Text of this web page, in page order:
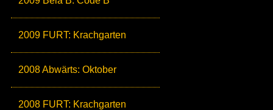
2009 FURT: Krachgarten
2008 Abwärts: Oktober
2008 FURT: Krachgarten